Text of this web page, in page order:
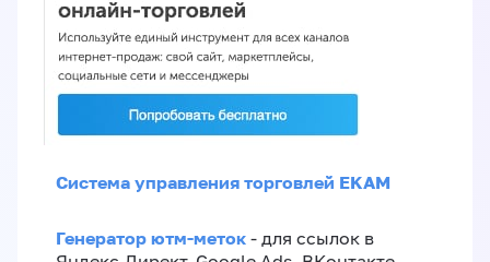
Система управления торговлей EKAM
Генератор ютм-меток - для ссылок в